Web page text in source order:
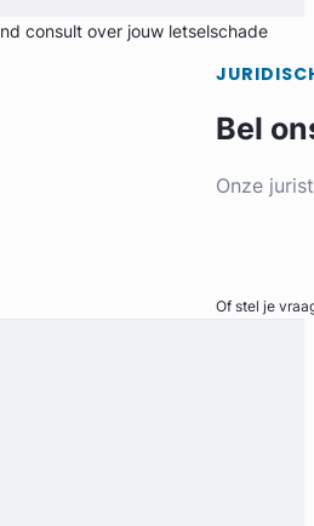
Bel
Onze
Of stel je